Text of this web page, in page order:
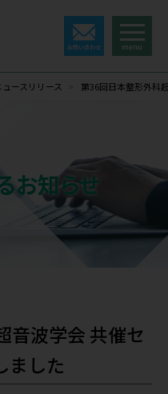
ースリリース > 第36回日本整形外科
お知らせ
音波学会 共催セ
ました